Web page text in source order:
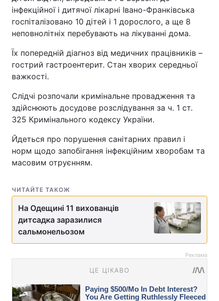
інфекційної і дитячої лікарні Івано-Франківська
госпіталізовано 10 дітей і 1 дорослого, а ще 8
неповнолітніх перебувають на лікуванні дома.
Їх попередній діагноз від медичних працівників –
гострий гастроентерит. Стан хворих середньої
важкості.
Слідчі розпочали кримінальне провадження та
здійснюють досудове розслідування за ч. 1 ст.
325 Кримінального кодексу України.
Йдеться про порушення санітарних правил і
норм щодо запобігання інфекційним хворобам та
масовим отруєнням.
ЧИТАЙТЕ ТАКОЖ
На Одещині 11 вихованців
дитсадка заразилися
сальмонельозом
Реклама